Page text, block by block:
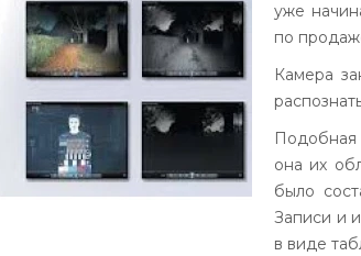
уже
по
Камера
Подобная
она их
было
Записи и
в виде